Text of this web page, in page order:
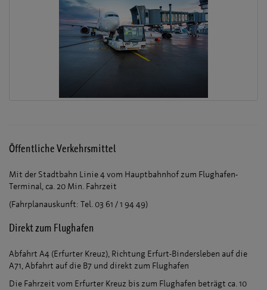
Öffentliche Verkehrsmittel
Mit der Stadtbahn Linie 4 vom Hauptbahnhof zum Flughafen-
Terminal, ca. 20 Min. Fahrzeit
(Fahrplanauskunft: Tel. 03 61 / 1 94 49)
Direkt zum Flughafen
Abfahrt A4 (Erfurter Kreuz), Richtung Erfurt-Bindersleben auf die
A71, Abfahrt auf die B7 und direkt zum Flughafen
Die Fahrzeit vom Erfurter Kreuz bis zum Flughafen beträgt ca. 10